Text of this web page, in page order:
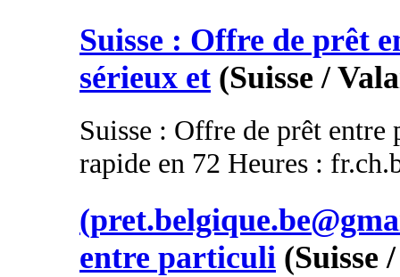
Suisse : Offre de prêt
sérieux et (Suisse /
Suisse : Offre de prêt
rapide en 72 Heures :
entre particuli (Suisse